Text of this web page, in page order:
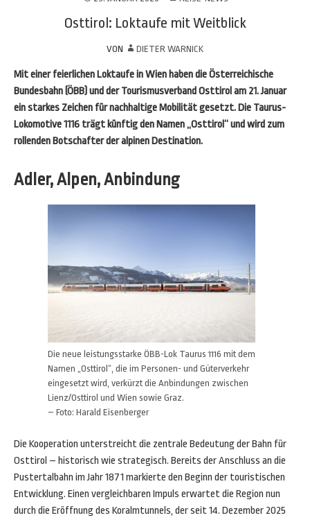
Osttirol: Loktaufe mit Weitblick
VON DIETER WARNICK
Mit einer feierlichen Loktaufe in Wien haben die Österreichische
Bundesbahn (ÖBB) und der Tourismusverband Osttirol am 21. Januar
ein starkes Zeichen für nachhaltige Mobilität gesetzt. Die Taurus-
Lokomotive 1116 trägt künftig den Namen „Osttirol“ und wird zum
rollenden Botschafter der alpinen Destination.
Adler, Alpen, Anbindung
Die neue leistungsstarke ÖBB-Lok Taurus 1116 mit dem
Namen „Osttirol“, die im Personen- und Güterverkehr
eingesetzt wird, verkürzt die Anbindungen zwischen
Lienz/Osttirol und Wien sowie Graz.
– Foto: Harald Eisenberger
Die Kooperation unterstreicht die zentrale Bedeutung der Bahn für
Osttirol – historisch wie strategisch. Bereits der Anschluss an die
Pustertalbahn im Jahr 1871 markierte den Beginn der touristischen
Entwicklung. Einen vergleichbaren Impuls erwartet die Region nun
durch die Eröffnung des Koralmtunnels, der seit 14. Dezember 2025